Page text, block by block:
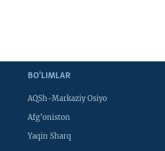
BO'LIMLAR
AQSh-Markaziy Osiyo
Afg'oniston
Yaqin Sharq